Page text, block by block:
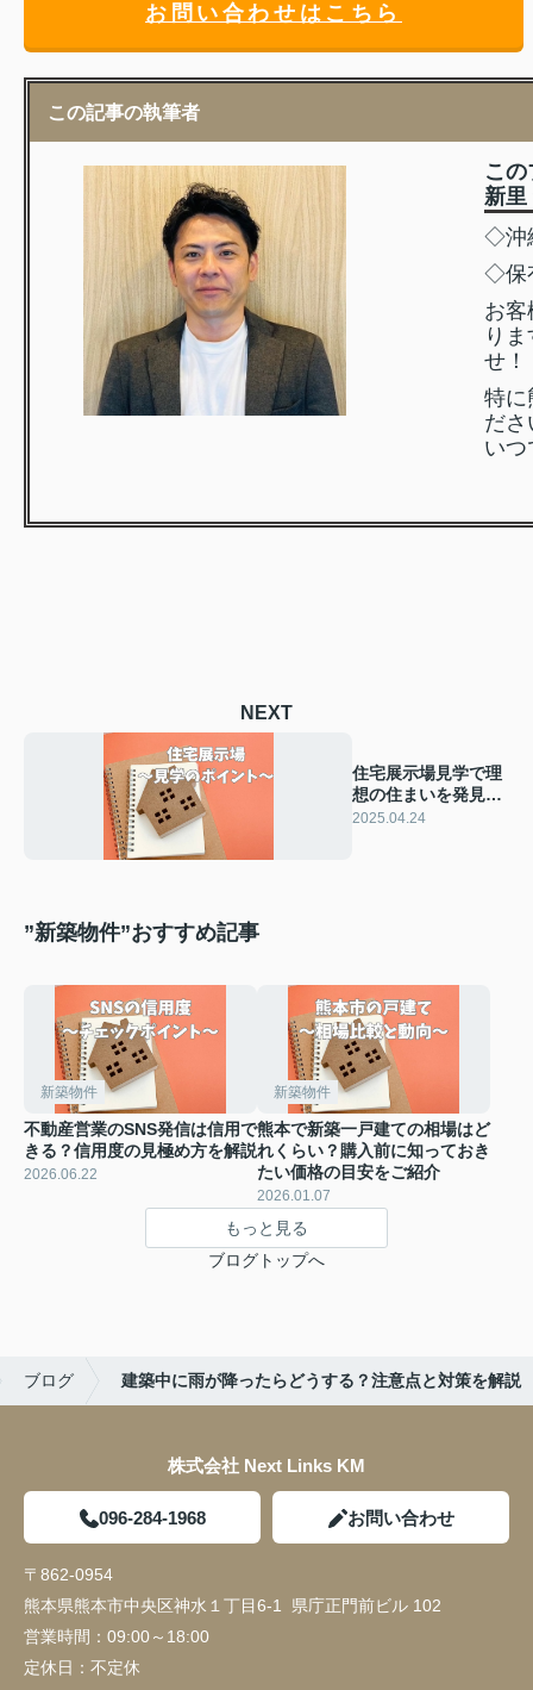
お問い合わせはこちら
この記事の執筆者
こ
新里
◇沖
◇保
お客
り
せ！
特に
ださ
いつ
NEXT
住宅展示場見学で理
想の住まいを発見し
よう！見学体験のポ
2025.04.24
”新築物件”おすすめ記事
新築物件
不動産営業のSNS発信は信用で
きる？信用度の見極め方を解説
2026.06.22
新築物件
熊本で新築一戸建ての相場はど
れくらい？購入前に知っておき
たい価格の目安をご紹介
2026.01.07
もっと見る
ブログトップへ
ブログ 建築中に雨が降ったらどうする？注意点と対策を解説
株式会社 Next Links KM
096-284-1968 お問い合わせ
〒862-0954
熊本県熊本市中央区神水１丁目6-1 県庁正門前ビル 102
営業時間： 09:00～18:00
定休日： 不定休